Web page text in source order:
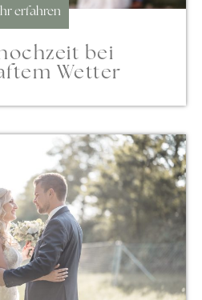
erfahren
bei
Wetter